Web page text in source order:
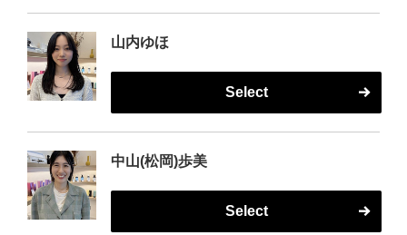
山内ゆほ
Select
中山(松岡)歩美
Select